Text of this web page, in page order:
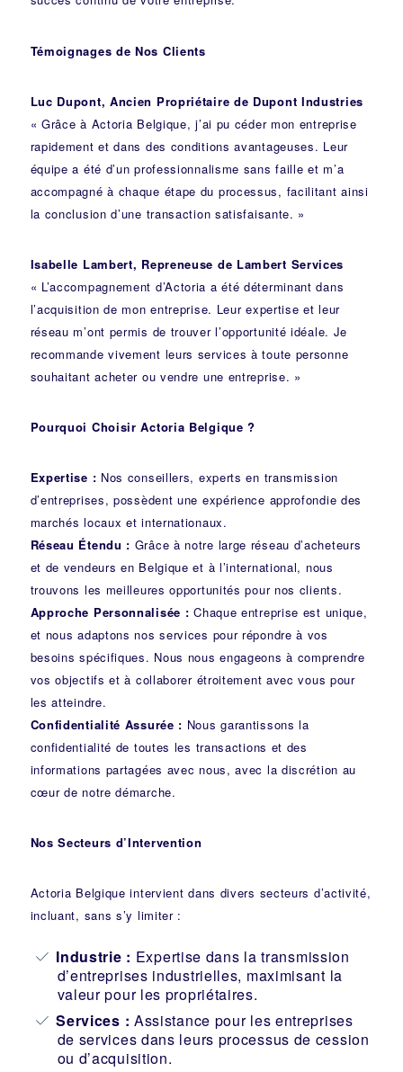
Témoignages de Nos Clients
Luc Dupont, Ancien Propriétaire de Dupont Industries
« Grâce à Actoria Belgique, j’ai pu céder mon entreprise
rapidement et dans des conditions avantageuses. Leur
équipe a été d’un professionnalisme sans faille et m’a
accompagné à chaque étape du processus, facilitant ainsi
la conclusion d’une transaction satisfaisante. »
Isabelle Lambert, Repreneuse de Lambert Services
« L’accompagnement d’Actoria a été déterminant dans
l’acquisition de mon entreprise. Leur expertise et leur
réseau m’ont permis de trouver l’opportunité idéale. Je
recommande vivement leurs services à toute personne
souhaitant acheter ou vendre une entreprise. »
Pourquoi Choisir Actoria Belgique ?
Expertise : Nos conseillers, experts en transmission
d’entreprises, possèdent une expérience approfondie des
marchés locaux et internationaux.
Réseau Étendu : Grâce à notre large réseau d’acheteurs
et de vendeurs en Belgique et à l’international, nous
trouvons les meilleures opportunités pour nos clients.
Approche Personnalisée : Chaque entreprise est unique,
et nous adaptons nos services pour répondre à vos
besoins spécifiques. Nous nous engageons à comprendre
vos objectifs et à collaborer étroitement avec vous pour
les atteindre.
Confidentialité Assurée : Nous garantissons la
confidentialité de toutes les transactions et des
informations partagées avec nous, avec la discrétion au
cœur de notre démarche.
Nos Secteurs d’Intervention
Actoria Belgique intervient dans divers secteurs d’activité,
incluant, sans s’y limiter :
Industrie : Expertise dans la transmission
d’entreprises industrielles, maximisant la
valeur pour les propriétaires.
Services : Assistance pour les entreprises
de services dans leurs processus de cession
ou d’acquisition.